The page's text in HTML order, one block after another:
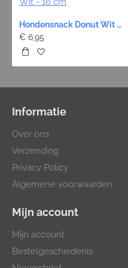
Hondensnack Donut Wit - 16 cm
€ 6,95
Informatie
Over ons
Verzending
Privacy Policy
Algemene voorwaarden
Mijn account
Mijn account
Bestelgeschiedenis